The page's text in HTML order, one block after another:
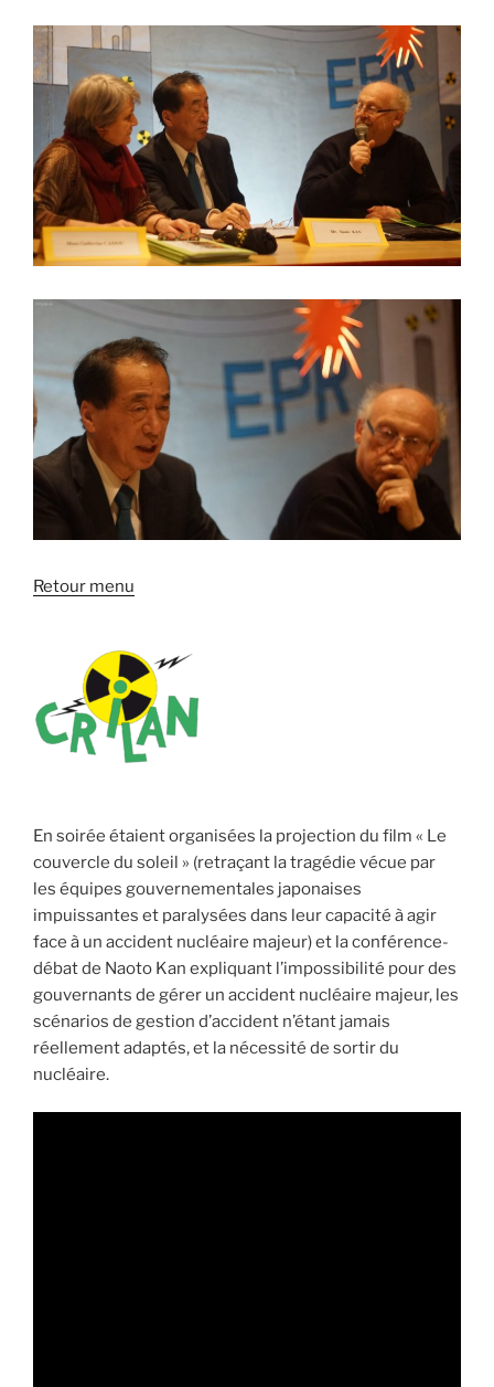
Retour menu
En soirée étaient organisées la projection du film « Le
couvercle du soleil » (retraçant la tragédie vécue par
les équipes gouvernementales japonaises
impuissantes et paralysées dans leur capacité à agir
face à un accident nucléaire majeur) et la conférence-
débat de Naoto Kan expliquant l’impossibilité pour des
gouvernants de gérer un accident nucléaire majeur, les
scénarios de gestion d’accident n’étant jamais
réellement adaptés, et la nécessité de sortir du
nucléaire.